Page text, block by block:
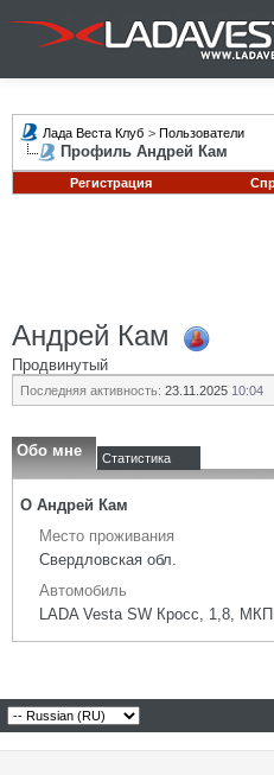
Лада Веста Клуб > Пользователи
Профиль Андрей Кам
Регистрация
Андрей Кам
Продвинутый
Последняя активность: 23.11.2025 10:04
Обо мне Статистика
О Андрей Кам
Место проживания
Свердловская обл.
Автомобиль
LADA Vesta SW Кросс, 1,8,